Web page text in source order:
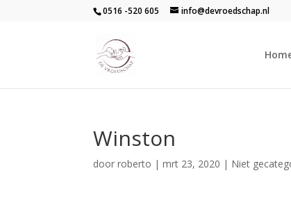
0516 -520 605 info@devroedschap.nl
Winston
doorroberto |mrt 23, 2020 | Niet